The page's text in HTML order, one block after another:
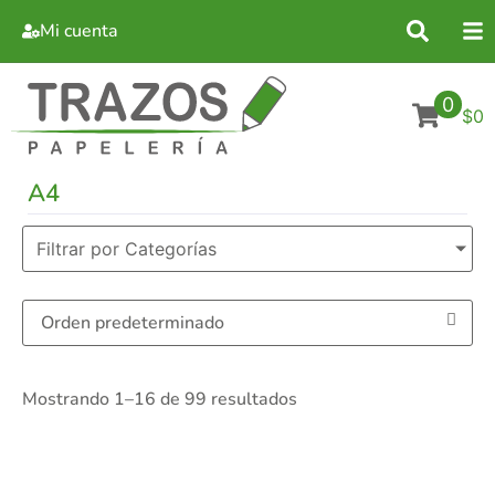
Mi cuenta
0 $0
A4
Filtrar por Categorías
Mostrando 1–16 de 99 resultados